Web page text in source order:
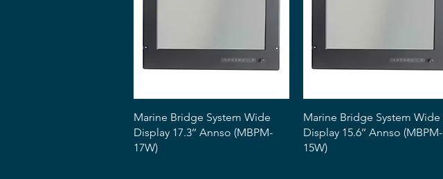
Snabbvisning
Marine Bridge System Wide
Display 17.3’’ Annso (MBPM-
17W)
Snabbvisning
Marine Bridge System Wide
Display 15.6’’ Annso (MBPM-
15W)